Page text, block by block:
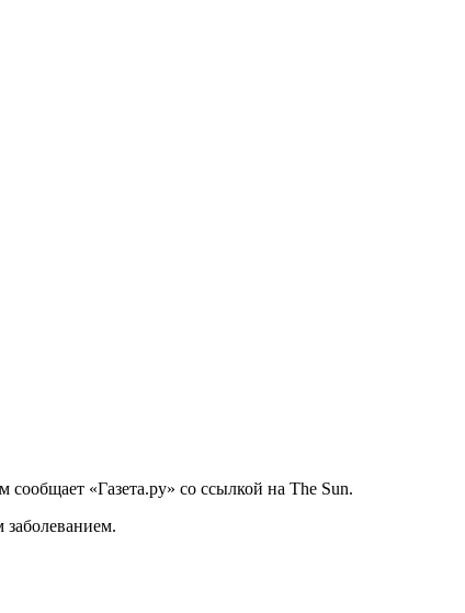
«Газета.ру» со ссылкой на The Sun.